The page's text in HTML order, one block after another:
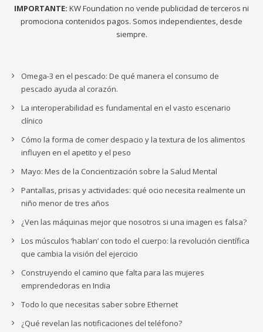
IMPORTANTE: KW Foundation no vende publicidad de terceros ni
promociona contenidos pagos. Somos independientes, desde
siempre.
Omega-3 en el pescado: De qué manera el consumo de
pescado ayuda al corazón.
La interoperabilidad es fundamental en el vasto escenario
clínico
Cómo la forma de comer despacio y la textura de los alimentos
influyen en el apetito y el peso
Mayo: Mes de la Concientización sobre la Salud Mental
Pantallas, prisas y actividades: qué ocio necesita realmente un
niño menor de tres años
¿Ven las máquinas mejor que nosotros si una imagen es falsa?
Los músculos ‘hablan’ con todo el cuerpo: la revolución científica
que cambia la visión del ejercicio
Construyendo el camino que falta para las mujeres
emprendedoras en India
Todo lo que necesitas saber sobre Ethernet
¿Qué revelan las notificaciones del teléfono?